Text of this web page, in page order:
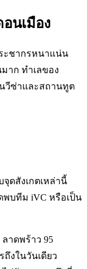
อนเมือง
ะชากรหนาแน่น
าก ทำเลของ
นวีซ่าและสถานทูต
ดสังเกตเหล่านี้
บทีม iVC หรือเป็น
าดพร้าว 95
งในวันเดียว